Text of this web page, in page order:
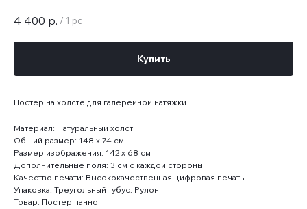
4 400 р. / 1 pc
Купить
Постер на холсте для галерейной натяжки
Материал: Натуральный холст
Общий размер: 148 x 74 см
Размер изображения: 142 x 68 см
Дополнительные поля: 3 см с каждой стороны
Качество печати: Высококачественная цифровая печать
Упаковка: Треугольный тубус. Рулон
Товар: Постер панно